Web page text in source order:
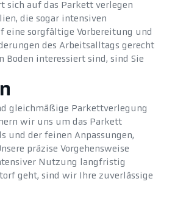
sich auf das Parkett verlegen
die sogar intensiven
eine sorgfältige Vorbereitung und
des Arbeitsalltags gerecht
Boden interessiert sind, sind Sie
gleichmäßige Parkettverlegung
wir uns um das Parkett
und der feinen Anpassungen,
präzise Vorgehensweise
Nutzung langfristig
geht, sind wir Ihre zuverlässige